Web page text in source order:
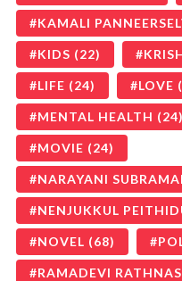
KAMALI
KIDS (22)
LIFE (24) LOVE
MENTAL HEALTH (24)
MOVIE (24)
NARAYANI
NENJUKKUL
NOVEL (68)
RAMADEVI